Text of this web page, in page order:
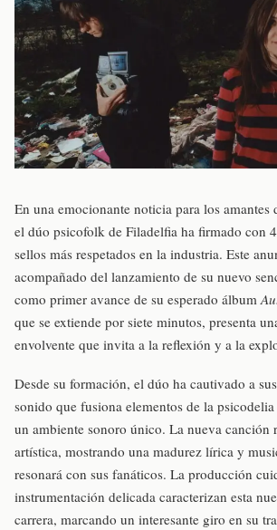
En una emocionante noticia para los amantes
el dúo psicofolk de Filadelfia ha firmado con
sellos más respetados en la industria. Este
acompañado del lanzamiento de su nuevo
como primer avance de su esperado álbum
que se extiende por siete minutos, presenta
envolvente que invita a la reflexión y a la
Desde su formación, el dúo ha cautivado a
sonido que fusiona elementos de la
un ambiente sonoro único. La nueva canción
artística, mostrando una madurez lírica y
resonará con sus fanáticos. La producción
instrumentación delicada caracterizan esta
carrera, marcando un interesante giro en su